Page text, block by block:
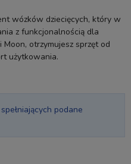
wózków dziecięcych, który w
z funkcjonalnością dla
otrzymujesz sprzęt od
użytkowania.
podane